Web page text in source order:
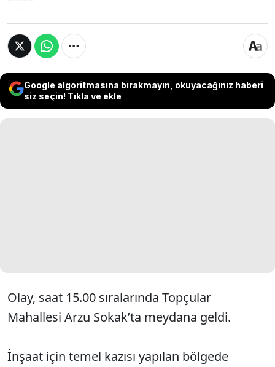
Google algoritmasına bırakmayın, okuyacağınız haberi
siz seçin! Tıkla ve ekle
Olay, saat 15.00 sıralarında Topçular
Mahallesi Arzu Sokak’ta meydana geldi.
İnşaat için temel kazısı yapılan bölgede